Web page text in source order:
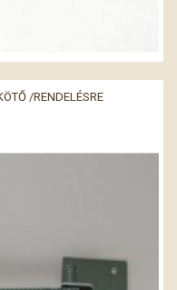
/RENDELÉSRE